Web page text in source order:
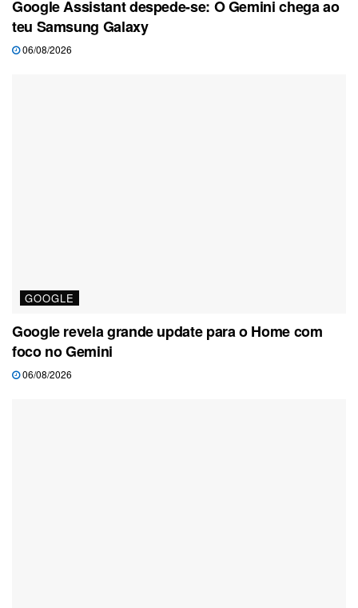
Google Assistant despede-se: O Gemini chega ao
teu Samsung Galaxy
06/08/2026
GOOGLE
Google revela grande update para o Home com
foco no Gemini
06/08/2026